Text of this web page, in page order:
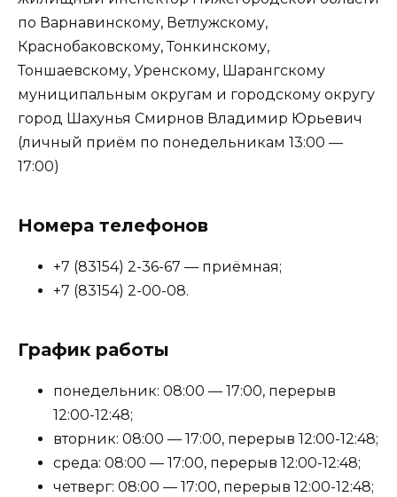
по Варнавинскому, Ветлужскому,
Краснобаковскому, Тонкинскому,
Тоншаевскому, Уренскому, Шарангскому
муниципальным округам и городскому округу
город Шахунья Смирнов Владимир Юрьевич
(личный приём по понедельникам 13:00 —
17:00)
Номера телефонов
+7 (83154) 2-36-67 — приёмная;
+7 (83154) 2-00-08.
График работы
понедельник: 08:00 — 17:00, перерыв
12:00-12:48;
вторник: 08:00 — 17:00, перерыв 12:00-12:48;
среда: 08:00 — 17:00, перерыв 12:00-12:48;
четверг: 08:00 — 17:00, перерыв 12:00-12:48;